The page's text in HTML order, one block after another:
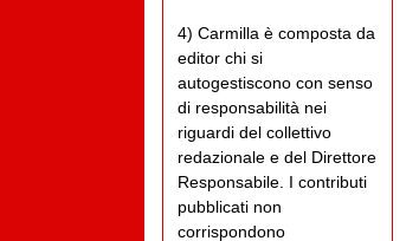
4) Carmilla è composta da
editor chi si
autogestiscono con senso
di responsabilità nei
riguardi del collettivo
redazionale e del Direttore
Responsabile. I contributi
pubblicati non
corrispondono